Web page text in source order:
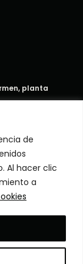
de
Al hacer clic
a
planta